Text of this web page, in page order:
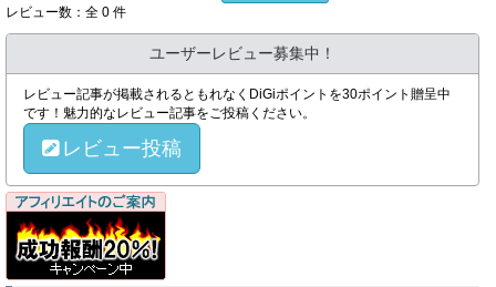
レビュー数：全 0 件
ユーザーレビュー募集中！
レビュー記事が掲載されるともれなくDiGiポイントを30ポイント贈呈中
です！魅力的なレビュー記事をご投稿ください。
レビュー投稿